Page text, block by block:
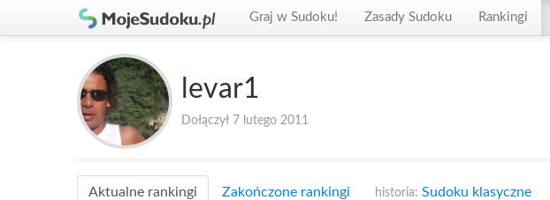
Graj w Sudoku! Zasady Sudoku Rankingi
levar1
Dołączył 7 lutego 2011
Aktualne rankingi Zakończone rankingi historia: Sudoku klasyczne